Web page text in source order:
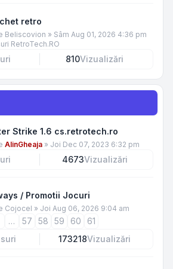
retro
Beliscovion » Sâm Aug 01, 2026 4:36 pm
RetroTech.RO
810Vizualizări
Strike 1.6 cs.retrotech.ro
AlinGheaja » Joi Dec 07, 2023 6:32 pm
4673Vizualizări
/ Promotii Jocuri
Cojocel » Joi Aug 06, 2026 9:04 am
… 57 58 59 60
61
173218Vizualizări